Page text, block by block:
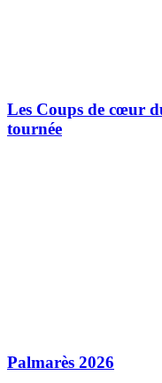
Les Coups de cœur
tournée
Palmarès 2026